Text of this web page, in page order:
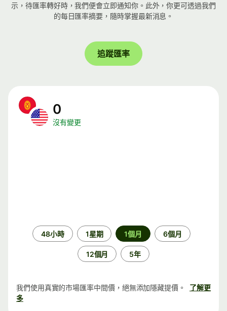
示，待匯率轉好時，我們便會立即通知你。此外，你更可透過我們
的每日匯率摘要，隨時掌握最新消息。
追蹤匯率
0
沒有變更
48小時 1星期 1個月 6個月
12個月 5年
我們使用真實的市場匯率中間價，絕無添加隱藏提價。
了解更
多